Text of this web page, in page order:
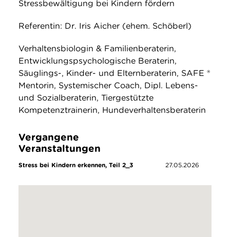
Stressbewältigung bei Kindern fördern
Referentin: Dr. Iris Aicher (ehem. Schöberl)
Verhaltensbiologin & Familienberaterin,
Entwicklungspsychologische Beraterin,
Säuglings-, Kinder- und Elternberaterin, SAFE ®
Mentorin, Systemischer Coach, Dipl. Lebens-
und Sozialberaterin, Tiergestützte
Kompetenztrainerin, Hundeverhaltensberaterin
Vergangene
Veranstaltungen
Stress bei Kindern erkennen, Teil 2_3 27.05.2026